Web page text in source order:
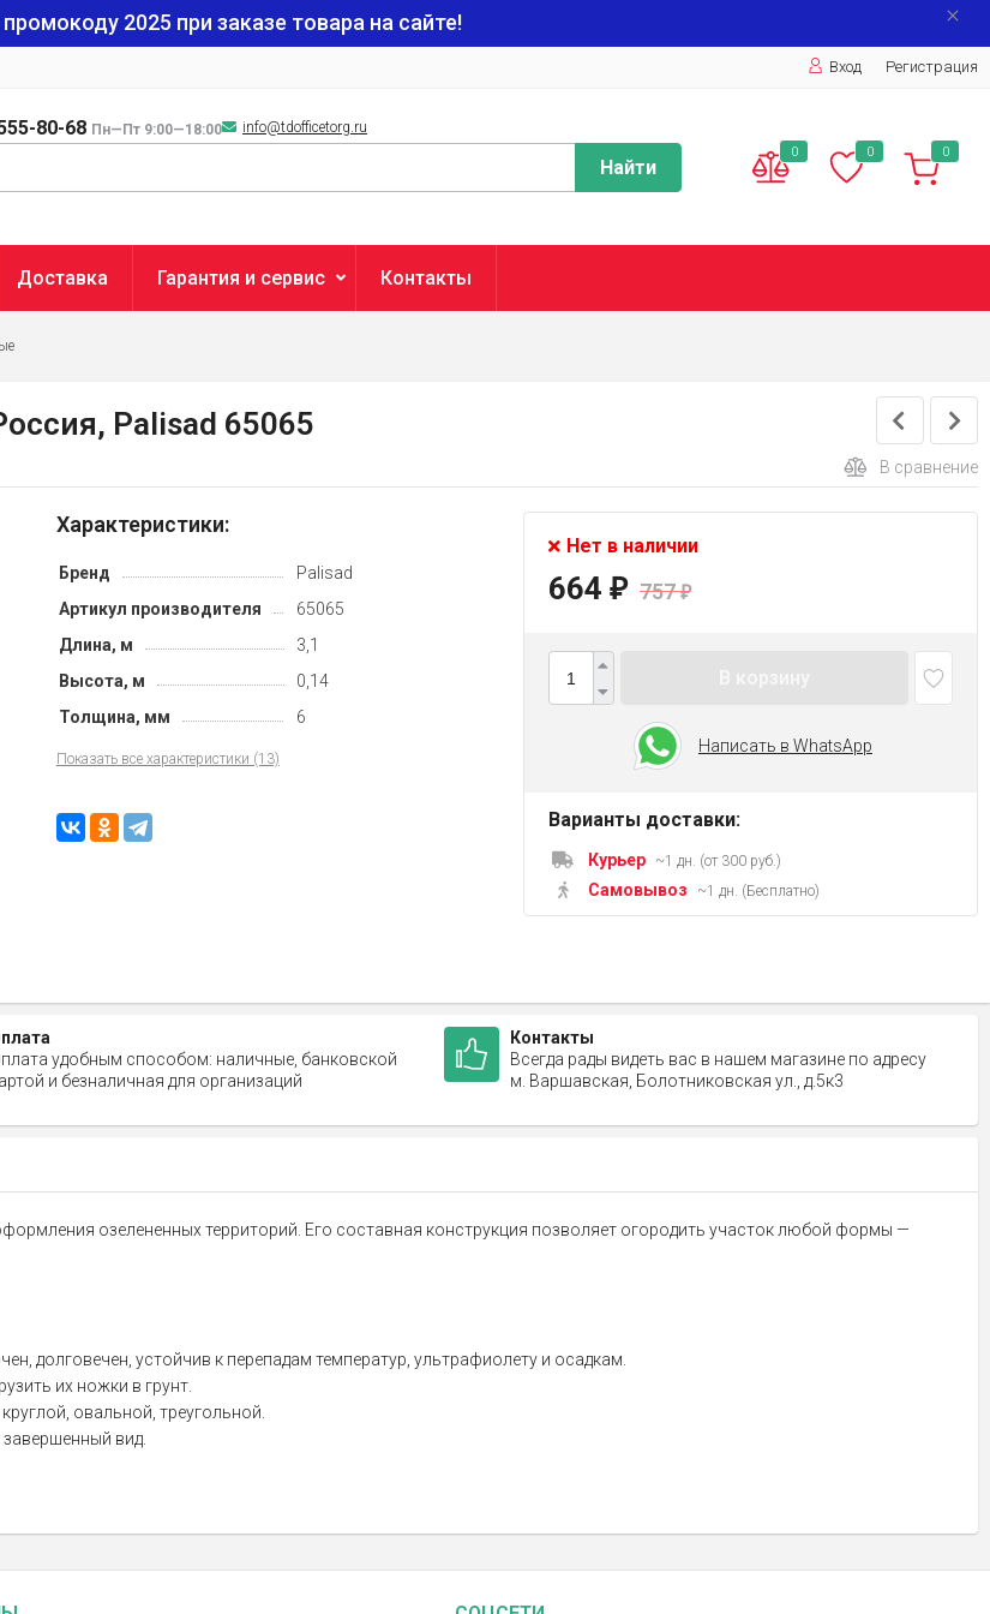
промокоду 2025 при заказе товара на сайте!
Вход Регистрация
80-68 Пн—Пт 9:00—18:00 info@tdofficetorg.ru
Найти
0 0 0
Доставка Гарантия и сервис Контакты
Palisad 65065
В сравнение
Характеристики:
Бренд
Palisad
Артикул производителя
65065
Длина, м
3,1
Высота, м
0,14
Толщина, мм
6
Показать все характеристики (13)
Нет в наличии
664 ₽ 757₽
Написать в WhatsApp
Варианты доставки:
Курьер ~1 дн. (от 300 руб.)
Самовывоз ~1 дн. (Бесплатно)
удобным способом: наличные, банковской
и безналичная для организаций
Контакты
Всегда рады видеть вас в нашем магазине по адресу
м. Варшавская, Болотниковская ул., д.5к3
озелененных территорий. Его составная конструкция позволяет огородить участок любой формы —
долговечен, устойчив к перепадам температур, ультрафиолету и осадкам.
их ножки в грунт.
овальной, треугольной.
вид.